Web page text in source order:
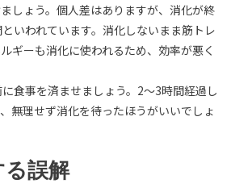
しょう。個人差はありますが、消化が終
いわれています。消化しないまま筋トレ
ギーも消化に使われるため、効率が悪く
食事を済ませましょう。2～3時間経過し
無理せず消化を待ったほうがいいでしょ
誤解